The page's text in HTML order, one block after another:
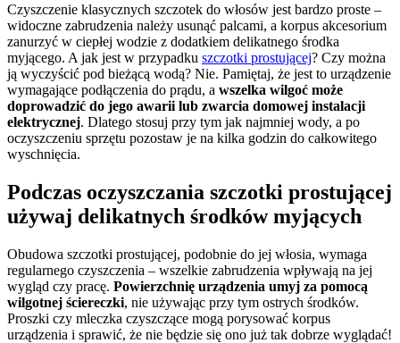
Czyszczenie klasycznych szczotek do włosów jest bardzo proste –
widoczne zabrudzenia należy usunąć palcami, a korpus akcesorium
zanurzyć w ciepłej wodzie z dodatkiem delikatnego środka
myjącego. A jak jest w przypadku szczotki prostującej? Czy można
ją wyczyścić pod bieżącą wodą? Nie. Pamiętaj, że jest to urządzenie
wymagające podłączenia do prądu, a wszelka wilgoć może
doprowadzić do jego awarii lub zwarcia domowej instalacji
elektrycznej. Dlatego stosuj przy tym jak najmniej wody, a po
oczyszczeniu sprzętu pozostaw je na kilka godzin do całkowitego
wyschnięcia.
Podczas oczyszczania szczotki prostującej
używaj delikatnych środków myjących
Obudowa szczotki prostującej, podobnie do jej włosia, wymaga
regularnego czyszczenia – wszelkie zabrudzenia wpływają na jej
wygląd czy pracę. Powierzchnię urządzenia umyj za pomocą
wilgotnej ściereczki, nie używając przy tym ostrych środków.
Proszki czy mleczka czyszczące mogą porysować korpus
urządzenia i sprawić, że nie będzie się ono już tak dobrze wyglądać!